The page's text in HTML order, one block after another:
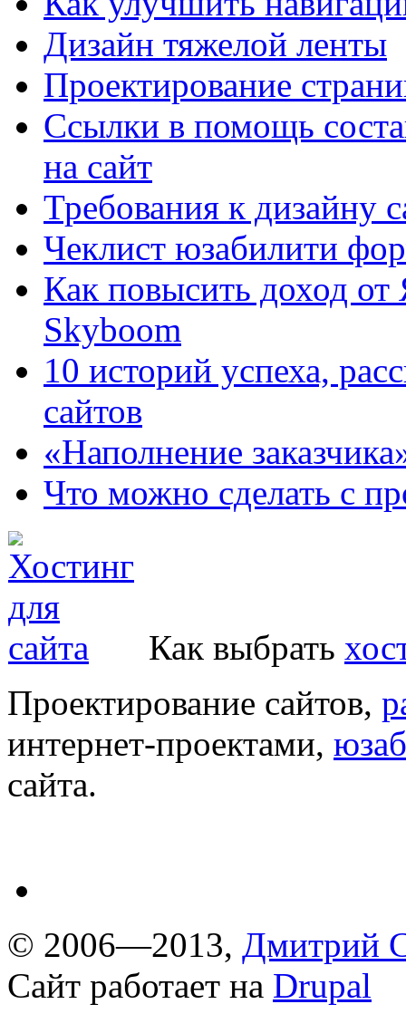
Дизайн тяжелой ленты
Проектирование
Ссылки в помощь
на сайт
Требования к дизайну
Чеклист юзабилити
Как повысить доход
Skyboom
10 историй успеха,
сайтов
«Наполнение
Что можно сделать с
Как выбрать
Проектирование сайтов,
интернет-проектами,
сайта.
© 2006—2013, Дмитрий
Сайт работает на Drupal